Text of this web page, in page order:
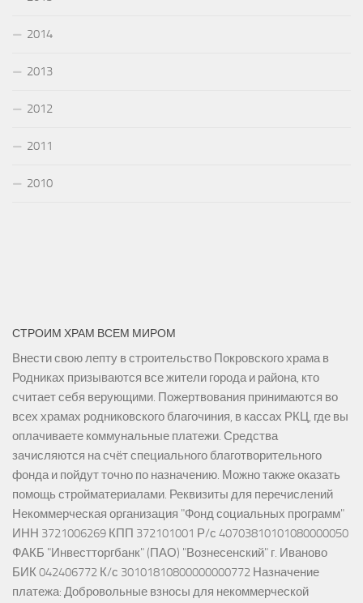
2014
2013
2012
2011
2010
СТРОИМ ХРАМ ВСЕМ МИРОМ
Внести свою лепту в строительство Покровского храма в
Родниках призываются все жители города и района, кто
считает себя верующими. Пожертвования принимаются во
всех храмах родниковского благочиния, в кассах РКЦ, где вы
оплачиваете коммунальные платежи. Средства
зачисляются на счёт специального благотворительного
фонда и пойдут точно по назначению. Можно также оказать
помощь стройматериалами. Реквизиты для перечислений
Некоммерческая организация "Фонд социальных программ"
ИНН 3721006269 КПП 372101001 Р/с 40703810101080000050
ФАКБ "Инвестторгбанк" (ПАО) "Вознесенский" г. Иваново
БИК 042406772 К/с 30101810800000000772 Назначение
платежа: Добровольные взносы для некоммерческой